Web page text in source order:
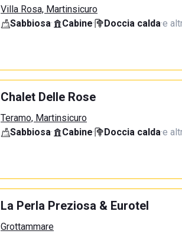
Villa Rosa, Martinsicuro
Sabbiosa· Cabine· Doccia calda·e
Chalet Delle Rose
Teramo, Martinsicuro
Sabbiosa· Cabine· Doccia calda·e
La Perla Preziosa & Eurotel
Grottammare